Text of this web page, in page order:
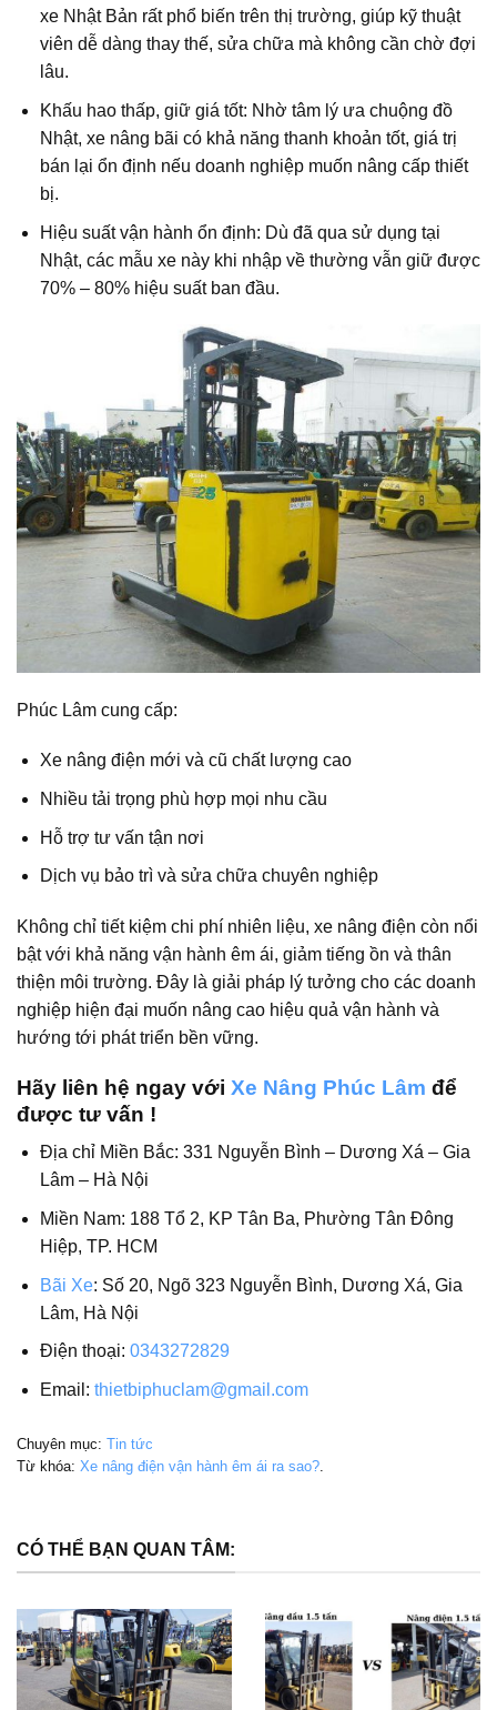
xe Nhật Bản rất phổ biến trên thị trường, giúp kỹ thuật
viên dễ dàng thay thế, sửa chữa mà không cần chờ đợi
lâu.
Khấu hao thấp, giữ giá tốt: Nhờ tâm lý ưa chuộng đồ
Nhật, xe nâng bãi có khả năng thanh khoản tốt, giá trị
bán lại ổn định nếu doanh nghiệp muốn nâng cấp thiết
bị.
Hiệu suất vận hành ổn định: Dù đã qua sử dụng tại
Nhật, các mẫu xe này khi nhập về thường vẫn giữ được
70% – 80% hiệu suất ban đầu.
Phúc Lâm cung cấp:
Xe nâng điện mới và cũ chất lượng cao
Nhiều tải trọng phù hợp mọi nhu cầu
Hỗ trợ tư vấn tận nơi
Dịch vụ bảo trì và sửa chữa chuyên nghiệp
Không chỉ tiết kiệm chi phí nhiên liệu, xe nâng điện còn nổi
bật với khả năng vận hành êm ái, giảm tiếng ồn và thân
thiện môi trường. Đây là giải pháp lý tưởng cho các doanh
nghiệp hiện đại muốn nâng cao hiệu quả vận hành và
hướng tới phát triển bền vững.
Hãy liên hệ ngay với Xe Nâng Phúc Lâm để
được tư vấn !
Địa chỉ Miền Bắc: 331 Nguyễn Bình – Dương Xá – Gia
Lâm – Hà Nội
Miền Nam: 188 Tổ 2, KP Tân Ba, Phường Tân Đông
Hiệp, TP. HCM
Bãi Xe: Số 20, Ngõ 323 Nguyễn Bình, Dương Xá, Gia
Lâm, Hà Nội
Điện thoại: 0343272829
Email: thietbiphuclam@gmail.com
Chuyên mục: Tin tức
Từ khóa: Xe nâng điện vận hành êm ái ra sao?
CÓ THỂ BẠN QUAN TÂM: